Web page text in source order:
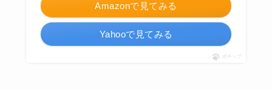
Amazonで見てみる
Yahooで見てみる
ポチップ